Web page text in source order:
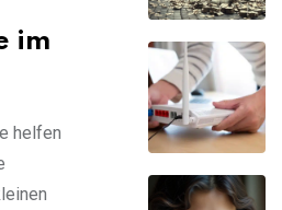
im
helfen